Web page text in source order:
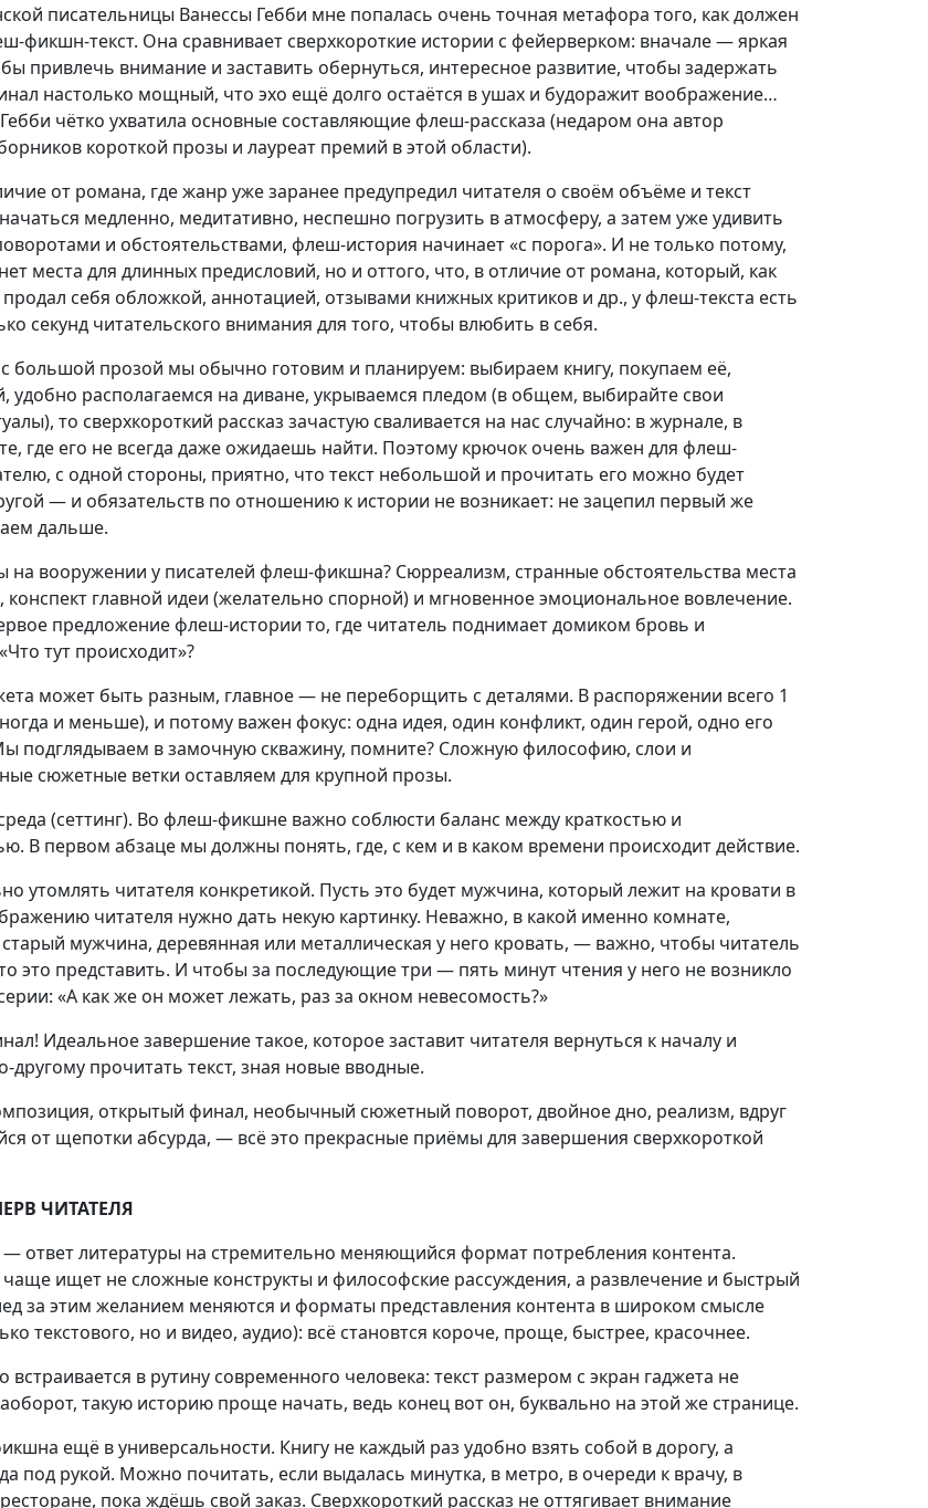
писательницы Ванессы Гебби мне попалась очень точная метафора того, как должен
фикшн-текст. Она сравнивает сверхкороткие истории с фейерверком: вначале — яркая
привлечь внимание и заставить обернуться, интересное развитие, чтобы задержать
настолько мощный, что эхо ещё долго остаётся в ушах и будоражит воображение…
чётко ухватила основные составляющие флеш-рассказа (недаром она автор
короткой прозы и лауреат премий в этой области).
от романа, где жанр уже заранее предупредил читателя о своём объёме и текст
медленно, медитативно, неспешно погрузить в атмосферу, а затем уже удивить
и обстоятельствами, флеш-история начинает «с порога». И не только потому,
места для длинных предисловий, но и оттого, что, в отличие от романа, который, как
себя обложкой, аннотацией, отзывами книжных критиков и др., у флеш-текста есть
секунд читательского внимания для того, чтобы влюбить в себя.
с большой прозой мы обычно готовим и планируем: выбираем книгу, покупаем её,
удобно располагаемся на диване, укрываемся пледом (в общем, выбирайте свои
то сверхкороткий рассказ зачастую сваливается на нас случайно: в журнале, в
где его не всегда даже ожидаешь найти. Поэтому крючок очень важен для флеш-
с одной стороны, приятно, что текст небольшой и прочитать его можно будет
— и обязательств по отношению к истории не возникает: не зацепил первый же
дальше.
на вооружении у писателей флеш-фикшна? Сюрреализм, странные обстоятельства места
конспект главной идеи (желательно спорной) и мгновенное эмоциональное вовлечение.
предложение флеш-истории то, где читатель поднимает домиком бровь и
тут происходит»?
может быть разным, главное — не переборщить с деталями. В распоряжении всего 1
и меньше), и потому важен фокус: одна идея, один конфликт, один герой, одно его
подглядываем в замочную скважину, помните? Сложную философию, слои и
сюжетные ветки оставляем для крупной прозы.
(сеттинг). Во флеш-фикшне важно соблюсти баланс между краткостью и
В первом абзаце мы должны понять, где, с кем и в каком времени происходит действие.
утомлять читателя конкретикой. Пусть это будет мужчина, который лежит на кровати в
читателя нужно дать некую картинку. Неважно, в какой именно комнате,
мужчина, деревянная или металлическая у него кровать, — важно, чтобы читатель
это представить. И чтобы за последующие три — пять минут чтения у него не возникло
«А как же он может лежать, раз за окном невесомость?»
Идеальное завершение такое, которое заставит читателя вернуться к началу и
другому прочитать текст, зная новые вводные.
открытый финал, необычный сюжетный поворот, двойное дно, реализм, вдруг
от щепотки абсурда, — всё это прекрасные приёмы для завершения сверхкороткой
ЧИТАТЕЛЯ
ответ литературы на стремительно меняющийся формат потребления контента.
чаще ищет не сложные конструкты и философские рассуждения, а развлечение и быстрый
за этим желанием меняются и форматы представления контента в широком смысле
текстового, но и видео, аудио): всё становтся короче, проще, быстрее, красочнее.
в рутину современного человека: текст размером с экран гаджета не
такую историю проще начать, ведь конец вот он, буквально на этой же странице.
ещё в универсальности. Книгу не каждый раз удобно взять собой в дорогу, а
под рукой. Можно почитать, если выдалась минутка, в метро, в очереди к врачу, в
пока ждёшь свой заказ. Сверхкороткий рассказ не оттягивает внимание